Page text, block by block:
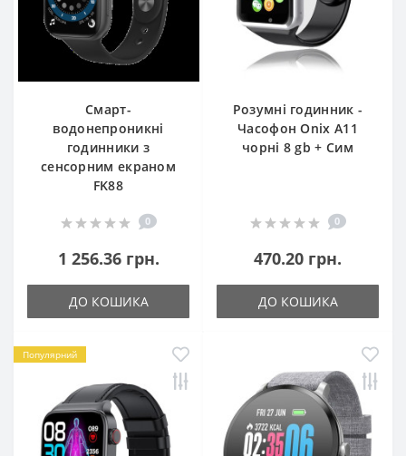
Смарт-
водонепроникні
годинники з
сенсорним екраном
FK88
0
1 256.36 грн.
ДО КОШИКА
Розумні годинник -
Часофон Onix A11
чорні 8 gb + Сим
0
470.20 грн.
ДО КОШИКА
Популярний